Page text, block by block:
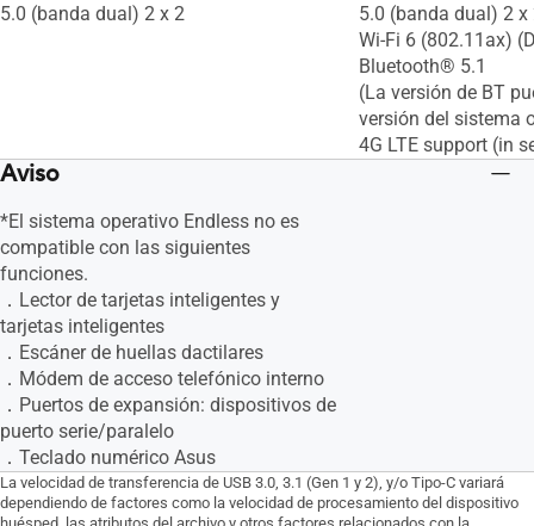
5.0 (banda dual) 2 x 2
5.0 (banda dual) 2 x
Wi-Fi 6 (802.11ax)
Bluetooth® 5.1
(La versión de BT
versión del sistema
4G LTE support (in
Aviso
*El sistema operativo Endless no es
compatible con las siguientes
funciones.
．Lector de tarjetas inteligentes y
tarjetas inteligentes
．Escáner de huellas dactilares
．Módem de acceso telefónico interno
．Puertos de expansión: dispositivos de
puerto serie/paralelo
．Teclado numérico Asus
La velocidad de transferencia de USB 3.0, 3.1 (Gen 1 y 2), y/o Tipo-C variará
dependiendo de factores como la velocidad de procesamiento del dispositivo